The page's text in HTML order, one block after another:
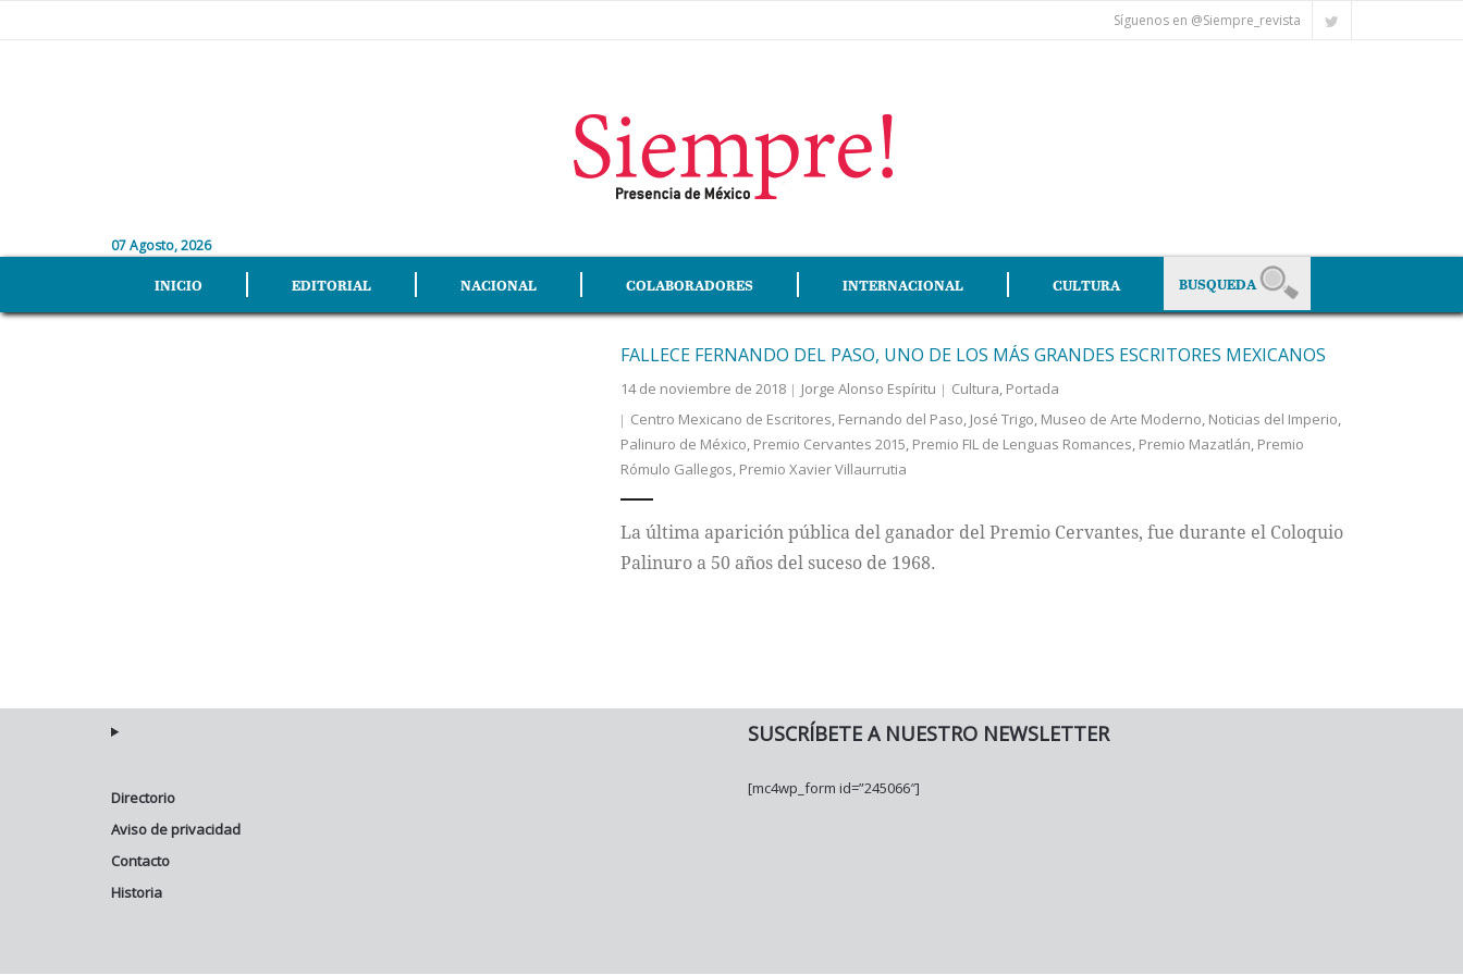
Síguenos en @Siempre_revista
07 Agosto, 2026
INICIO EDITORIAL NACIONAL COLABORADORES INTERNACIONAL CULTURA
FALLECE FERNANDO DEL PASO, UNO DE LOS MÁS GRANDES ESCRITORES MEXICANOS
14 de noviembre de 2018 Jorge Alonso Espíritu Cultura, Portada
Centro Mexicano de Escritores, Fernando del Paso, José Trigo, Museo de Arte Moderno, Noticias del Imperio,
Palinuro de México, Premio Cervantes 2015, Premio FIL de Lenguas Romances, Premio Mazatlán, Premio
Rómulo Gallegos, Premio Xavier Villaurrutia
La última aparición pública del ganador del Premio Cervantes, fue durante el Coloquio
Palinuro a 50 años del suceso de 1968.
Directorio
Aviso de privacidad
Contacto
Historia
SUSCRÍBETE A NUESTRO NEWSLETTER
[mc4wp_form id=”245066″]